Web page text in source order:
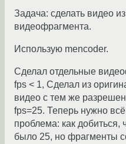
Задача: сделать видео
видеофрагмента.
Использую mencoder.
Сделал отдельные
fps < 1, Сделал из
видео с тем же
fps=25. Теперь нужно всё
проблема: как
было 25, но фрагменты